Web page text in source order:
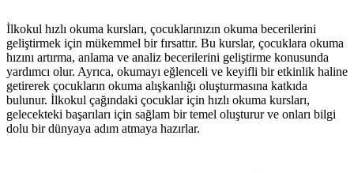
İlkokul hızlı okuma kursları, çocuklarınızın okuma becerilerini
geliştirmek için mükemmel bir fırsattır. Bu kurslar, çocuklara okuma
hızını artırma, anlama ve analiz becerilerini geliştirme konusunda
yardımcı olur. Ayrıca, okumayı eğlenceli ve keyifli bir etkinlik haline
getirerek çocukların okuma alışkanlığı oluşturmasına katkıda
bulunur. İlkokul çağındaki çocuklar için hızlı okuma kursları,
gelecekteki başarıları için sağlam bir temel oluşturur ve onları bilgi
dolu bir dünyaya adım atmaya hazırlar.